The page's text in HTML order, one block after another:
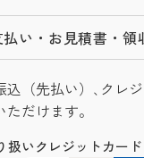
払い・お見積書・領
込（先払い）､クレ
だけます。
扱いクレジットカード